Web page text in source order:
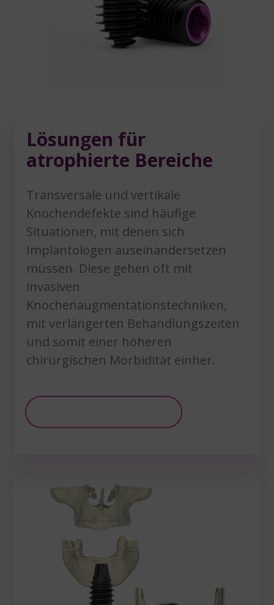
Lösungen für
atrophierte Bereiche
Transversale und vertikale
Knochendefekte sind häufige
Situationen, mit denen sich
Implantologen auseinandersetzen
müssen. Diese gehen oft mit
invasiven
Knochenaugmentationstechniken,
mit verlängerten Behandlungszeiten
und somit einer höheren
chirurgischen Morbidität einher.